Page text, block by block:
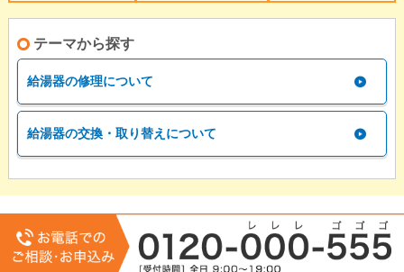
テーマから探す
給湯器の修理について
給湯器の交換・取り替えについて